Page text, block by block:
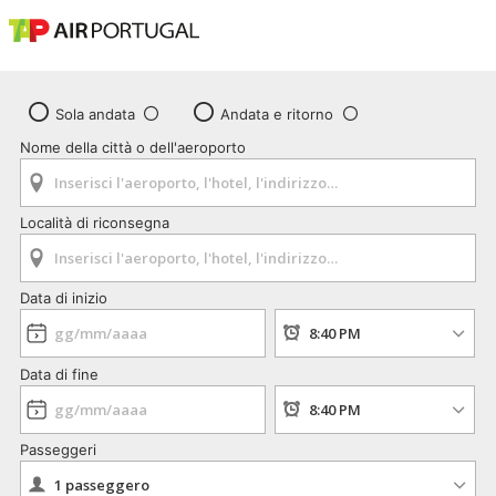
Sola andata
Andata e ritorno
Nome della città o dell'aeroporto
Località di riconsegna
Data di inizio
Data di fine
Passeggeri